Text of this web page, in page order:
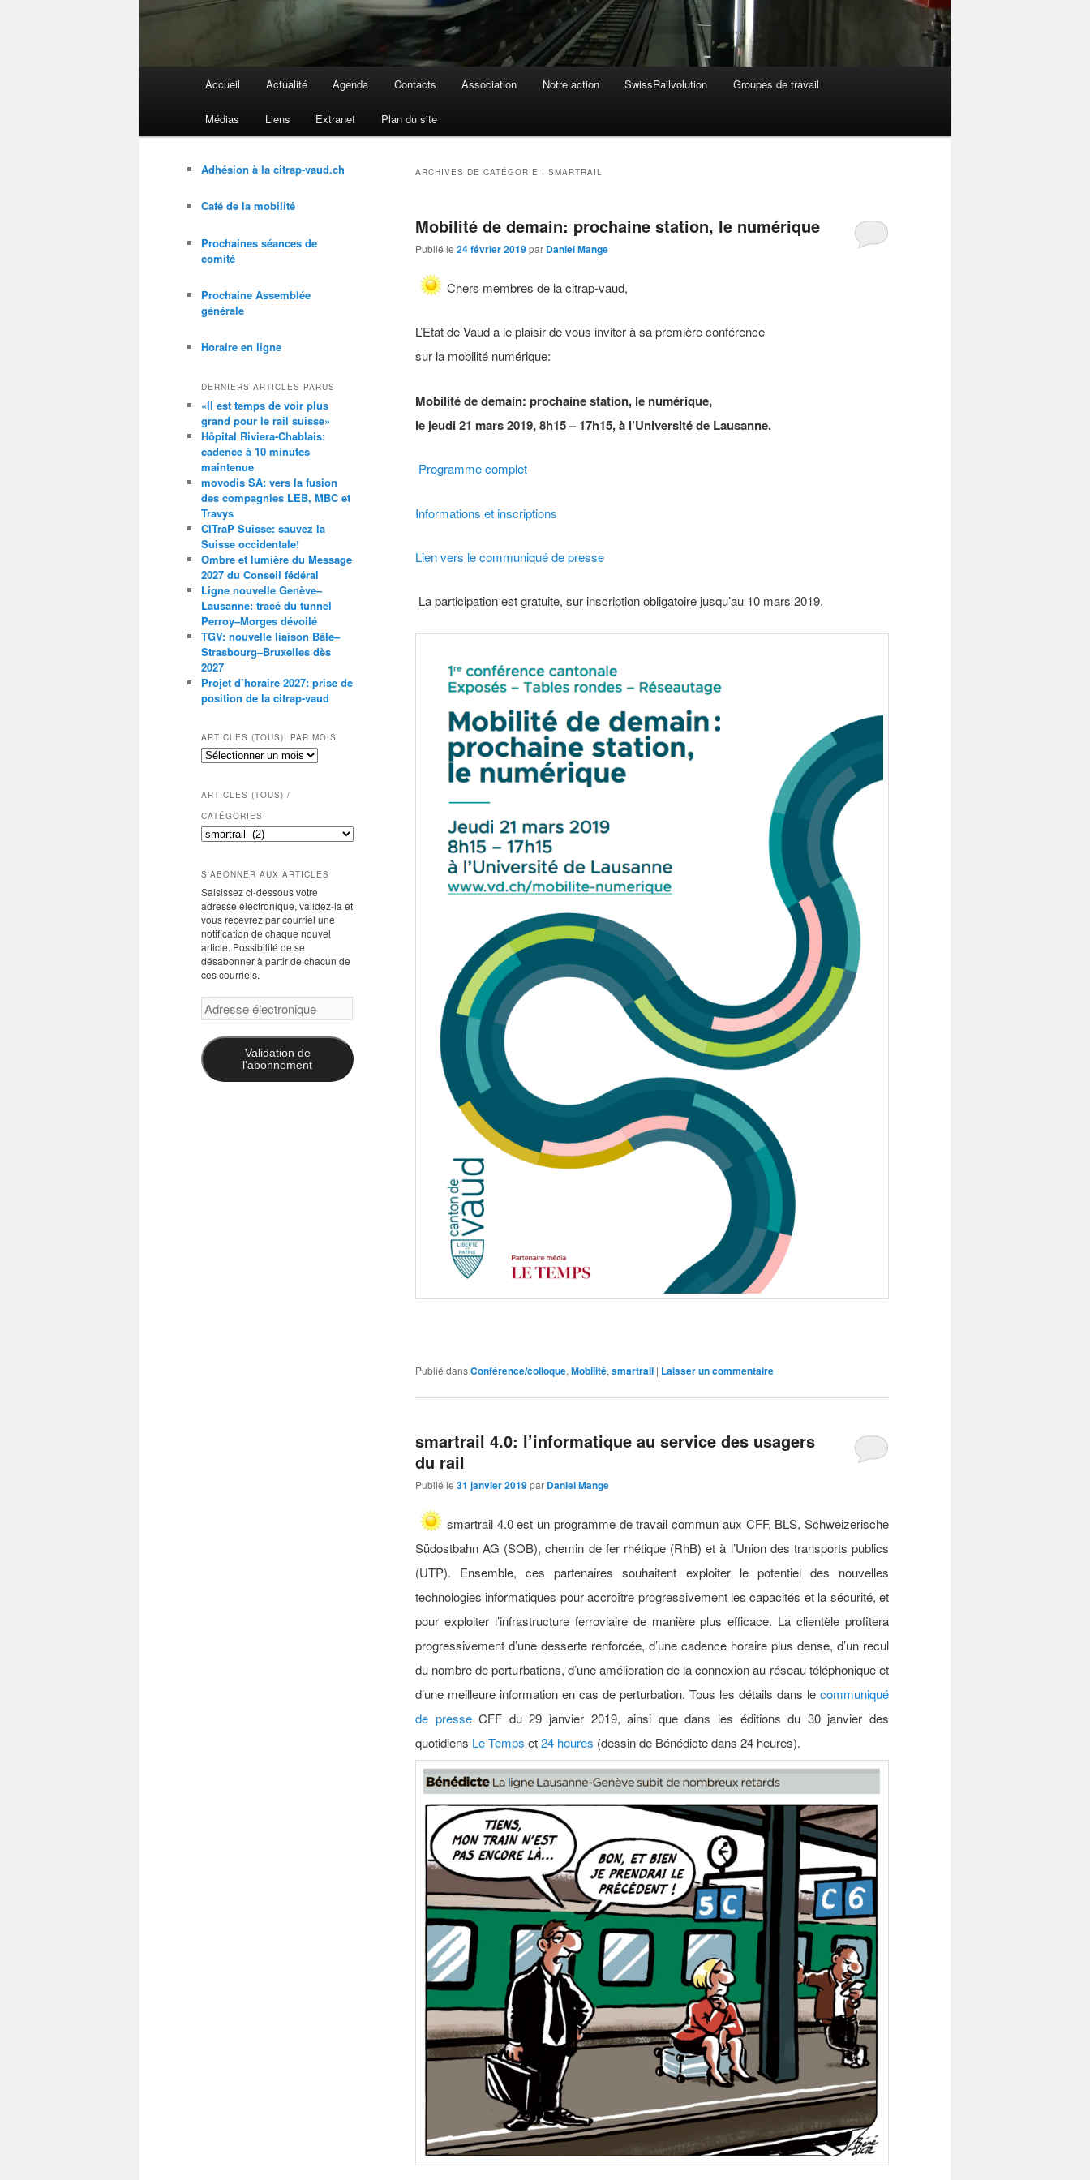
Accueil Actualité Agenda Contacts Association Notre action SwissRailvolution Groupes de travail
Médias Liens Extranet Plan du site
ARCHIVES DE CATÉGORIE : SMARTRAIL
Mobilité de demain: prochaine station, le numérique
Publié le 24 février 2019par Daniel Mange
Chers membres de la citrap-vaud,
L’Etat de Vaud a le plaisir de vous inviter à sa première conférence
sur la mobilité numérique:
Mobilité de demain: prochaine station, le numérique,
le jeudi 21 mars 2019, 8h15 – 17h15, à l’Université de Lausanne.
Programme complet
Informations et inscriptions
Lien vers le communiqué de presse
La participation est gratuite, sur inscription obligatoire jusqu’au 10 mars 2019.
Publié dansConférence/colloque, Mobilité, smartrail | Laisser un commentaire
smartrail 4.0: l’informatique au service des usagers
du rail
Publié le 31 janvier 2019par Daniel Mange
smartrail 4.0 est un programme de travail commun aux CFF, BLS, Schweizerische
Südostbahn AG (SOB), chemin de fer rhétique (RhB) et à l’Union des transports publics
(UTP). Ensemble, ces partenaires souhaitent exploiter le potentiel des nouvelles
technologies informatiques pour accroître progressivement les capacités et la sécurité, et
pour exploiter l’infrastructure ferroviaire de manière plus efficace. La clientèle profitera
progressivement d’une desserte renforcée, d’une cadence horaire plus dense, d’un recul
du nombre de perturbations, d’une amélioration de la connexion au réseau téléphonique et
d’une meilleure information en cas de perturbation. Tous les détails dans le communiqué
de presseCFF du 29 janvier 2019, ainsi que dans les éditions du 30 janvier des
quotidiens Le Temps et24 heures (dessin de Bénédicte dans 24 heures).
Adhésion à la citrap-vaud.ch
Café de la mobilité
Prochaines séances de
comité
Prochaine Assemblée
générale
Horaire en ligne
DERNIERS ARTICLES PARUS
«Il est temps de voir plus
grand pour le rail suisse»
Hôpital Riviera-Chablais:
cadence à 10 minutes
maintenue
movodis SA: vers la fusion
des compagnies LEB, MBC et
Travys
CITraP Suisse: sauvez la
Suisse occidentale!
Ombre et lumière du Message
2027 du Conseil fédéral
Ligne nouvelle Genève–
Lausanne: tracé du tunnel
Perroy–Morges dévoilé
TGV: nouvelle liaison Bâle–
Strasbourg–Bruxelles dès
2027
Projet d’horaire 2027: prise de
position de la citrap-vaud
ARTICLES (TOUS), PAR MOIS
Articles
(tous),
mois
ARTICLES (TOUS) /
CATÉGORIES
Articles
catégories
S'ABONNER AUX ARTICLES
Saisissez ci-dessous votre
adresse électronique, validez-la et
vous recevrez par courriel une
notification de chaque nouvel
article. Possibilité de se
désabonner à partir de chacun de
ces courriels.
Adresse
électronique
Validation de
l'abonnement